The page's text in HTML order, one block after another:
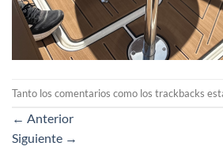
Tanto los comentarios como los trackbacks
← Anterior
Siguiente →